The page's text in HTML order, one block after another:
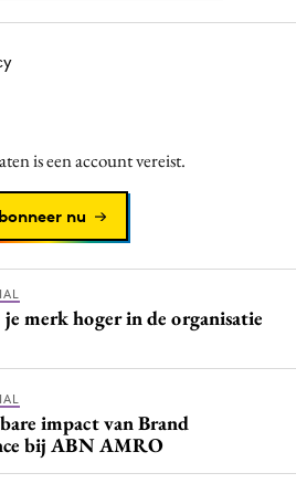
is een account vereist.
nu
merk hoger in de organisatie
impact van Brand
bij ABN AMRO